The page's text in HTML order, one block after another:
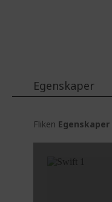
Egenskaper
Fliken Egenskaper